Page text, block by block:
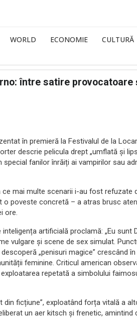
WORLD ECONOMIE CULTURĂ
între satire
în premieră la Festivalul de la
descrie pelicula drept „umflată și
fanilor înrăiți ai vampirilor sau
mai multe scenarii i-au fost refuzate
o poveste concretă – a atras brusc
ore.
artificială proclamă: „Eu sunt
vulgare și scene de sex simulat.
„penisuri magice” crescând în
feminine. Criticul american
repetată a simbolului
ficțiune”, exploatând forța vitală a
un aer kitsch și frenetic, amintind